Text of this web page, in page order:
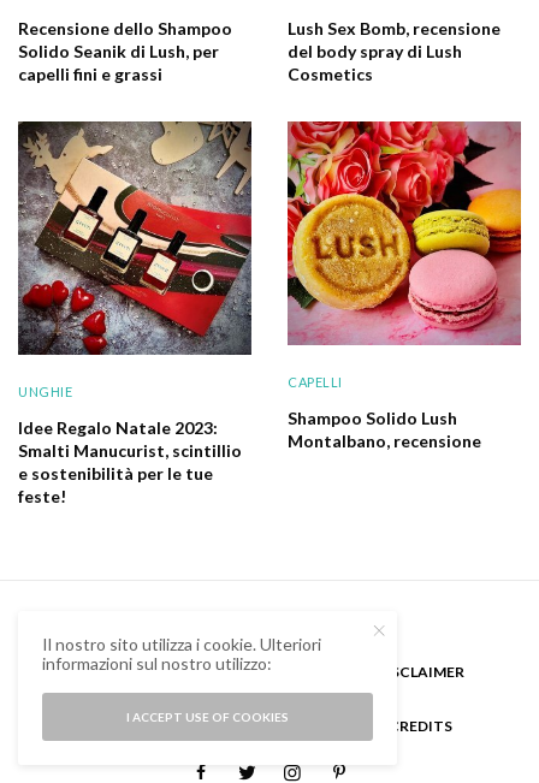
Recensione dello Shampoo
Solido Seanik di Lush, per
capelli fini e grassi
Lush Sex Bomb, recensione
del body spray di Lush
Cosmetics
UNGHIE
Idee Regalo Natale 2023:
Smalti Manucurist, scintillio
e sostenibilità per le tue
feste!
CAPELLI
Shampoo Solido Lush
Montalbano, recensione
CHI SONO GUEST BLOGGER DISCLAIMER
COOKIE POLICY E PRIVACY CREDITS
Il nostro sito utilizza i cookie. Ulteriori
informazioni sul nostro utilizzo:
I ACCEPT USE OF COOKIES